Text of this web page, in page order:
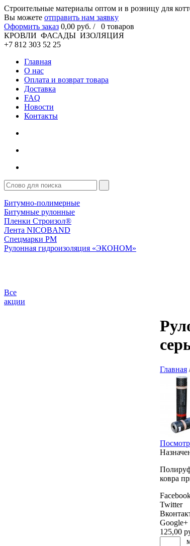
Cтроительные материалы оптом и в розницу для
Вы можете отправить нам заявку
Оформить заказ 0,00 руб. / 0 товаров
КРОВЛИ ФАСАДЫ ИЗОЛЯЦИЯ
+7 812 303 52 25
Главная
О нас
Оплата и возврат товара
Доставка
FAQ
Новости
Контакты
Битумно-полимерные
Битумные рулонные
Пленки Строизол®
Лента NICOBAND
Спецмарки РМ
Рулонная гидроизоляция «ЭКОНОМ»
Все
акции
Главная
ковра
Twitter
Google+
125,00